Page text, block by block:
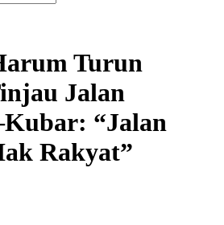
Turun
Jalan
“Jalan
Rakyat”